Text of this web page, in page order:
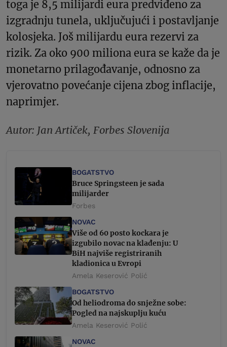
toga je 8,5 milijardi eura predviđeno za
izgradnju tunela, uključujući i postavljanje
kolosjeka. Još milijardu eura rezervi za
rizik. Za oko 900 miliona eura se kaže da je
monetarno prilagođavanje, odnosno za
vjerovatno povećanje cijena zbog inflacije,
naprimjer.
Autor: Jan Artiček, Forbes Slovenija
BOGATSTVO
Bruce Springsteen je sada
milijarder
Forbes
NOVAC
Više od 60 posto kockara je
izgubilo novac na klađenju: U
BiH najviše registriranih
kladionica u Evropi
Amela Keserović Polić
BOGATSTVO
Od heliodroma do snježne sobe:
Pogled na najskuplju kuću
Amela Keserović Polić
NOVAC